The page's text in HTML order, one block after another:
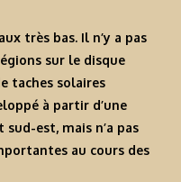
très bas. Il n’y a pas
sur le disque
taches solaires
à partir d’une
est, mais n’a pas
au cours des